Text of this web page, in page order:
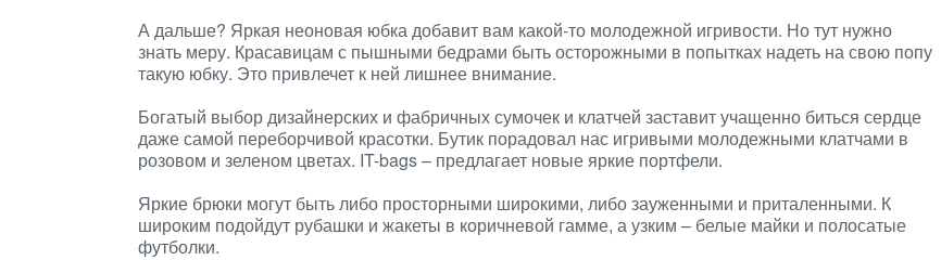
А дальше? Яркая неоновая юбка добавит вам какой-то молодежной игривости. Но тут нужно
знать меру. Красавицам с пышными бедрами быть осторожными в попытках надеть на свою попу
такую юбку. Это привлечет к ней лишнее внимание.
Богатый выбор дизайнерских и фабричных сумочек и клатчей заставит учащенно биться сердце
даже самой переборчивой красотки. Бутик порадовал нас игривыми молодежными клатчами в
розовом и зеленом цветах. IT-bags – предлагает новые яркие портфели.
Яркие брюки могут быть либо просторными широкими, либо зауженными и приталенными. К
широким подойдут рубашки и жакеты в коричневой гамме, а узким – белые майки и полосатые
футболки.